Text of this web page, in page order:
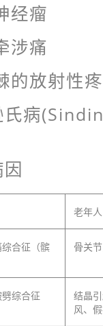
经瘤
涉痛
的放射性
氏病
老年人
合征（髌
骨关
综合征
结晶
风、